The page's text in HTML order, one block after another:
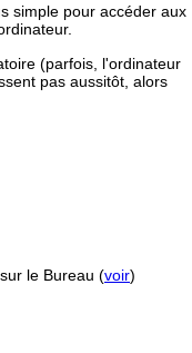
simple pour accéder aux
(parfois, l'ordinateur
pas aussitôt, alors
le Bureau (voir)